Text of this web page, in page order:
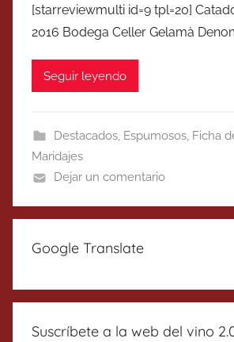
[starreviewmulti id=9 tpl=20]
2016 Bodega Celler Gelamà
Seguir leyendo
Destacados, Espumosos, Ficha
Maridajes
Dejar un comentario
Google Translate
Suscríbete a la web del vino